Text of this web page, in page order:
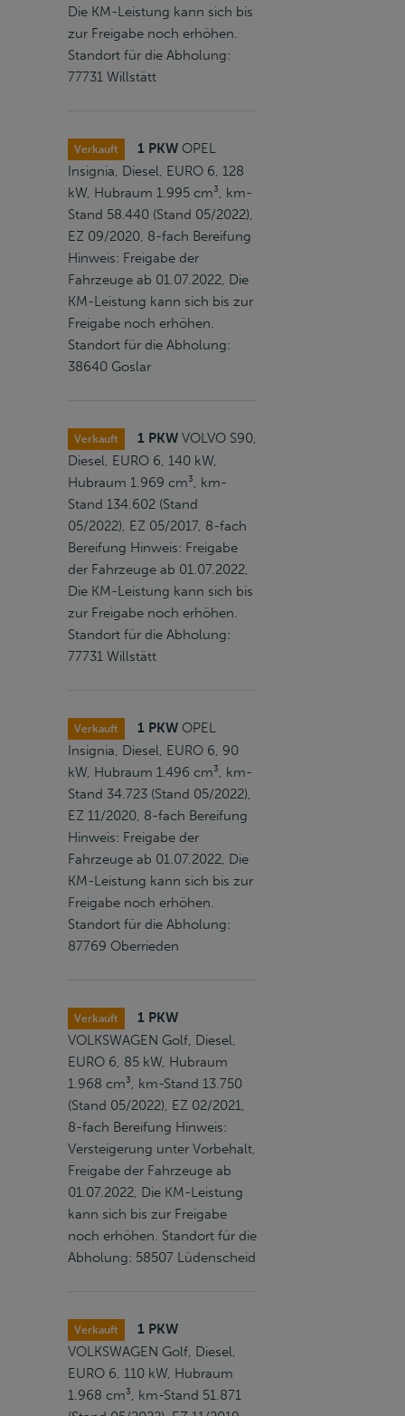
Die KM-Leistung kann sich bis
zur Freigabe noch erhöhen.
Standort für die Abholung:
77731 Willstätt
Verkauft 1 PKW OPEL
Insignia, Diesel, EURO 6, 128
kW, Hubraum 1.995 cm³, km-
Stand 58.440 (Stand 05/2022),
EZ 09/2020, 8-fach Bereifung
Hinweis: Freigabe der
Fahrzeuge ab 01.07.2022, Die
KM-Leistung kann sich bis zur
Freigabe noch erhöhen.
Standort für die Abholung:
38640 Goslar
Verkauft 1 PKW VOLVO S90,
Diesel, EURO 6, 140 kW,
Hubraum 1.969 cm³, km-
Stand 134.602 (Stand
05/2022), EZ 05/2017, 8-fach
Bereifung Hinweis: Freigabe
der Fahrzeuge ab 01.07.2022,
Die KM-Leistung kann sich bis
zur Freigabe noch erhöhen.
Standort für die Abholung:
77731 Willstätt
Verkauft 1 PKW OPEL
Insignia, Diesel, EURO 6, 90
kW, Hubraum 1.496 cm³, km-
Stand 34.723 (Stand 05/2022),
EZ 11/2020, 8-fach Bereifung
Hinweis: Freigabe der
Fahrzeuge ab 01.07.2022, Die
KM-Leistung kann sich bis zur
Freigabe noch erhöhen.
Standort für die Abholung:
87769 Oberrieden
Verkauft
1 PKW
VOLKSWAGEN Golf, Diesel,
EURO 6, 85 kW, Hubraum
1.968 cm³, km-Stand 13.750
(Stand 05/2022), EZ 02/2021,
8-fach Bereifung Hinweis:
Versteigerung unter Vorbehalt,
Freigabe der Fahrzeuge ab
01.07.2022, Die KM-Leistung
kann sich bis zur Freigabe
noch erhöhen. Standort für die
Abholung: 58507 Lüdenscheid
Verkauft
1 PKW
VOLKSWAGEN Golf, Diesel,
EURO 6, 110 kW, Hubraum
1.968 cm³, km-Stand 51.871